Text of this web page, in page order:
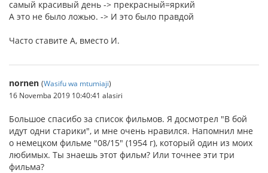
самый красивый день -> прекрасный=яркий
А это не было ложью. -> И это было правдой
Часто ставите А, вместо И.
nornen (Wasifu wa mtumiaji)
16 Novemba 2019 10:40:41 alasiri
Большое спасибо за список фильмов. Я досмотрел "В бой
идут одни старики", и мне очень нравился. Напомнил мне
о немецком фильме "08/15" (1954 г), который один из моих
любимых. Ты знаешь этот фильм? Или точнее эти три
фильма?